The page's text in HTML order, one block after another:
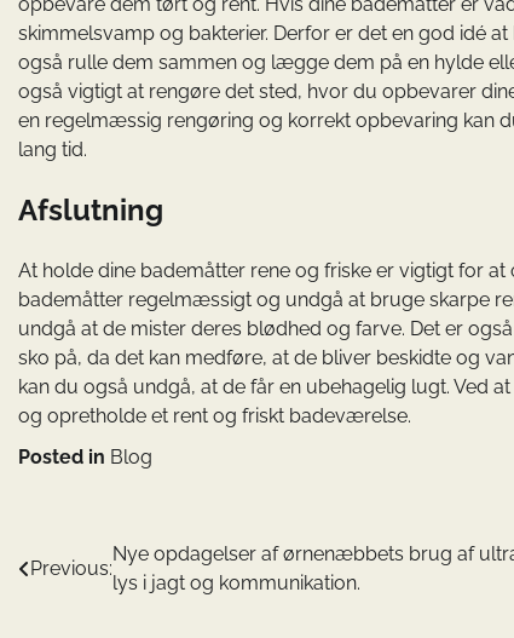
skimmelsvamp og bakterier. Derfor er det en god idé
også rulle dem sammen og lægge dem på en hylde
også vigtigt at rengøre det sted, hvor du opbevarer
en regelmæssig rengøring og korrekt opbevaring kan
lang tid.
Afslutning
At holde dine bademåtter rene og friske er vigtigt for
bademåtter regelmæssigt og undgå at bruge skarpe
undgå at de mister deres blødhed og farve. Det er
sko på, da det kan medføre, at de bliver beskidte og
kan du også undgå, at de får en ubehagelig lugt. Ved
og opretholde et rent og friskt badeværelse.
Posted in Blog
Indlægsnavigation
Previous:
Nye opdagelser af ørnenæbbets brug af
lys i jagt og kommunikation.